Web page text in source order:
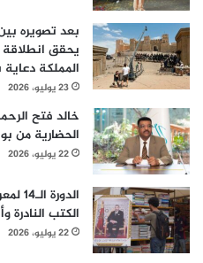
يحقق انطلاقة
المملكة
23 يوليو، 2026
خالد فتح
الحضارية من
22 يوليو، 2026
الكتب النادرة
22 يوليو، 2026